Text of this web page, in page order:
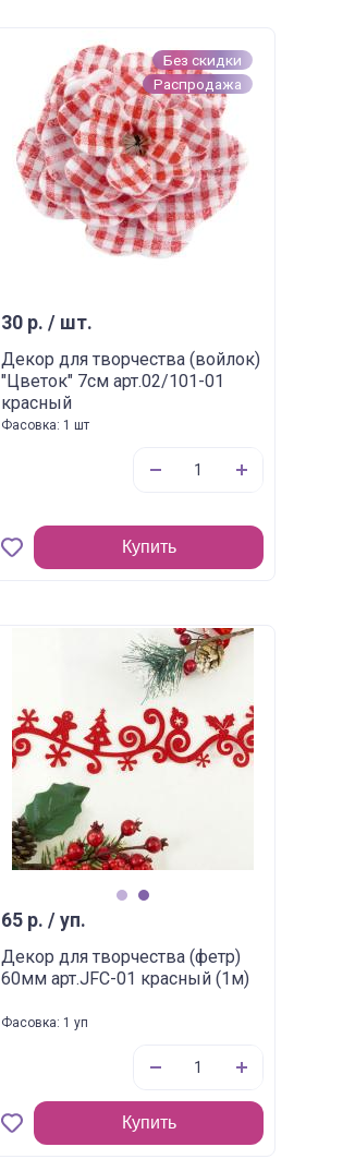
Без скидки
Распродажа
30 р. / шт.
Декор для творчества (войлок)
"Цветок" 7см арт.02/101-01
красный
Фасовка: 1 шт
Купить
65 р. / уп.
Декор для творчества (фетр)
60мм арт.JFC-01 красный (1м)
Фасовка: 1 уп
Купить